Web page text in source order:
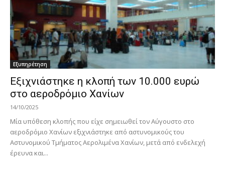
Εξυπηρέτηση
Εξιχνιάστηκε η κλοπή των 10.000 ευρώ
στο αεροδρόμιο Χανίων
14/10/2025
Μία υπόθεση κλοπής που είχε σημειωθεί τον Αύγουστο στο
αεροδρόμιο Χανίων εξιχνιάστηκε από αστυνομικούς του
Αστυνομικού Τμήματος Αερολιμένα Χανίων, μετά από ενδελεχή
έρευνα και...